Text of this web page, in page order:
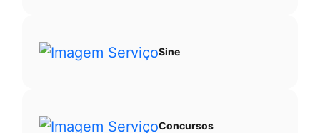
Sine
Concursos